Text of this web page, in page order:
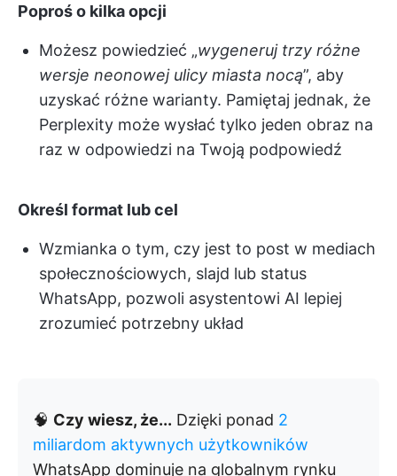
Poproś o kilka opcji
Możesz powiedzieć „wygeneruj trzy różne
wersje neonowej ulicy miasta nocą”, aby
uzyskać różne warianty. Pamiętaj jednak, że
Perplexity może wysłać tylko jeden obraz na
raz w odpowiedzi na Twoją podpowiedź
Określ format lub cel
Wzmianka o tym, czy jest to post w mediach
społecznościowych, slajd lub status
WhatsApp, pozwoli asystentowi AI lepiej
zrozumieć potrzebny układ
🧠 Czy wiesz, że... Dzięki ponad 2
miliardom aktywnych użytkowników
WhatsApp dominuje na globalnym rynku